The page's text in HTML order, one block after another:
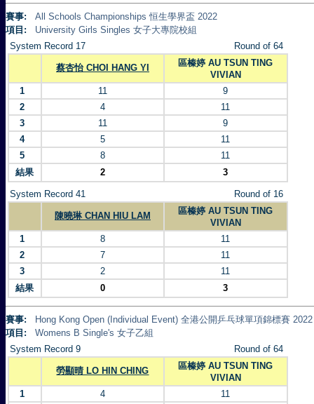
賽事:
All Schools Championships 恒生學界盃 2022
項目:
University Girls Singles 女子大專院校組
System Record 17
Round of 64
蔡杏怡 CHOI HANG YI
區榛婷 AU TSUN TING
VIVIAN
1
11
9
2
4
11
3
11
9
4
5
11
5
8
11
結果
2 3
System Record 41 Round of 16
陳曉琳 CHAN HIU LAM
區榛婷 AU TSUN TING
VIVIAN
1
8
11
2
7
11
3
2
11
結果
0 3
賽事:
Hong Kong Open (Individual Event) 全港公開乒乓球單項錦標賽 2022
項目:
Womens B Single's 女子乙組
System Record 9
Round of 64
勞顯晴 LO HIN CHING
區榛婷 AU TSUN TING
VIVIAN
1
4
11